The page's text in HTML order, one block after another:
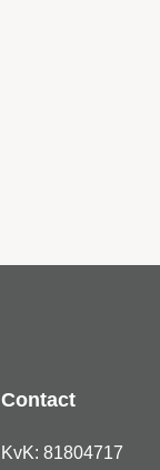
Contact
KvK: 81804717